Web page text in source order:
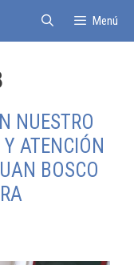
Menú
NUESTRO
ATENCIÓN
BOSCO